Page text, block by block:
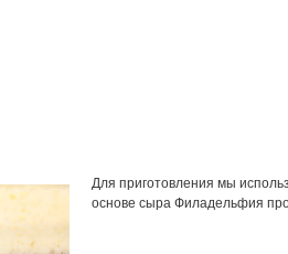
Для приготовления мы
основе сыра Филадельфия